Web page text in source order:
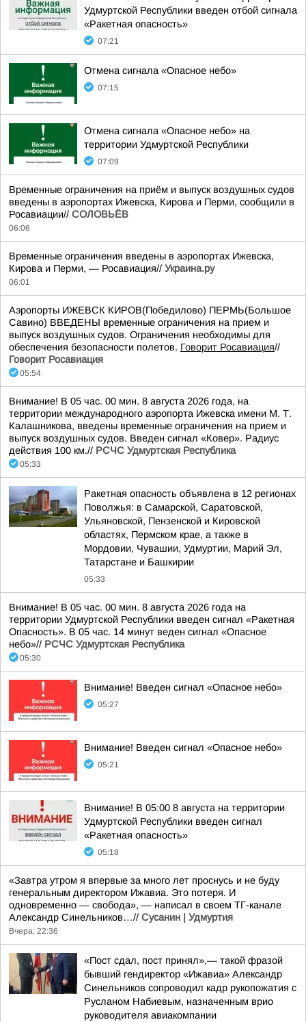
Удмуртской Республики введен отбой сигнала
«Ракетная опасность»
07:21
Отмена сигнала «Опасное небо»
07:15
Отмена сигнала «Опасное небо» на
территории Удмуртской Республики
07:09
Временные ограничения на приём и выпуск воздушных судов
введены в аэропортах Ижевска, Кирова и Перми, сообщили в
Росавиации// СОЛОВЬЁВ
06:06
Временные ограничения введены в аэропортах Ижевска,
Кирова и Перми, — Росавиация// Украина.ру
06:01
Аэропорты ИЖЕВСК КИРОВ(Победилово) ПЕРМЬ(Большое
Савино) ВВЕДЕНЫ временные ограничения на прием и
выпуск воздушных судов. Ограничения необходимы для
обеспечения безопасности полетов. Говорит Росавиация//
Говорит Росавиация
05:54
Внимание! В 05 час. 00 мин. 8 августа 2026 года, на
территории международного аэропорта Ижевска имени М. Т.
Калашникова, введены временные ограничения на прием и
выпуск воздушных судов. Введен сигнал «Ковер». Радиус
действия 100 км.// РСЧС Удмуртская Республика
05:33
Ракетная опасность объявлена в 12 регионах
Поволжья: в Самарской, Саратовской,
Ульяновской, Пензенской и Кировской
областях, Пермском крае, а также в
Мордовии, Чувашии, Удмуртии, Марий Эл,
Татарстане и Башкирии
05:33
Внимание! В 05 час. 00 мин. 8 августа 2026 года на
территории Удмуртской Республики введен сигнал «Ракетная
Опасность». В 05 час. 14 минут веден сигнал «Опасное
небо»// РСЧС Удмуртская Республика
05:30
Внимание! Введен сигнал «Опасное небо»
05:27
Внимание! Введен сигнал «Опасное небо»
05:21
Внимание! В 05:00 8 августа на территории
Удмуртской Республики введен сигнал
«Ракетная опасность»
05:18
«Завтра утром я впервые за много лет проснусь и не буду
генеральным директором Ижавиа. Это потеря. И
одновременно — свобода», — написал в своем ТГ-канале
Александр Синельников…// Сусанин | Удмуртия
Вчера, 22:36
«Пост сдал, пост принял»,— такой фразой
бывший гендиректор «Ижавиа» Александр
Синельников сопроводил кадр рукопожатия с
Русланом Набиевым, назначенным врио
руководителя авиакомпании